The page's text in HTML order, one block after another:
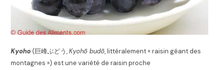
Kyoho(巨峰ぶどう,Kyohō budō,littéralement « raisin géant des
montagnes ») est une variété de raisin proche